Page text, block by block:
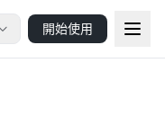
開始使用